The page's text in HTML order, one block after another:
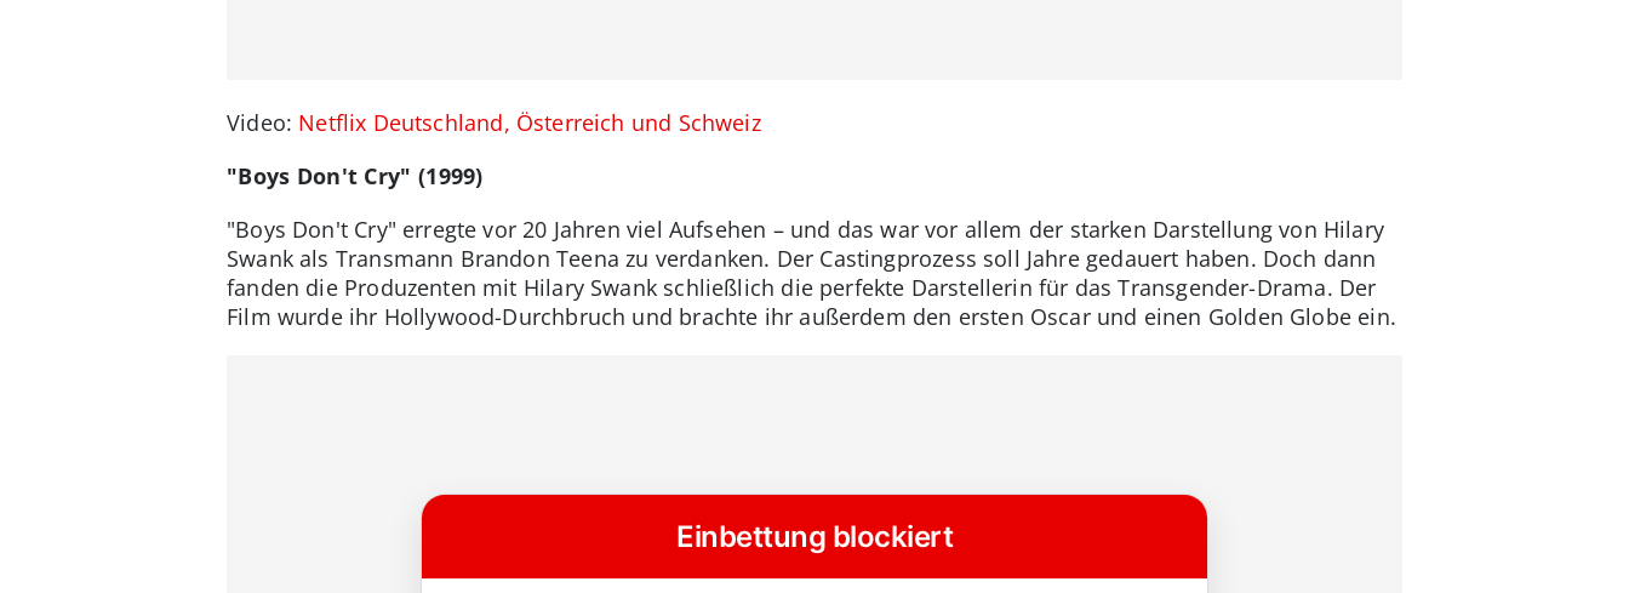
Video: Netflix Deutschland, Österreich und Schweiz
"Boys Don't Cry" (1999)
"Boys Don't Cry" erregte vor 20 Jahren viel Aufsehen – und das war vor allem der starken Darstellung von Hilary
Swank als Transmann Brandon Teena zu verdanken. Der Castingprozess soll Jahre gedauert haben. Doch dann
fanden die Produzenten mit Hilary Swank schließlich die perfekte Darstellerin für das Transgender-Drama. Der
Film wurde ihr Hollywood-Durchbruch und brachte ihr außerdem den ersten Oscar und einen Golden Globe ein.